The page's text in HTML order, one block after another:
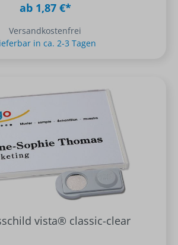
ab 1,87 €*
Versandkostenfrei
in ca. 2-3 Tagen
vista® classic-clear